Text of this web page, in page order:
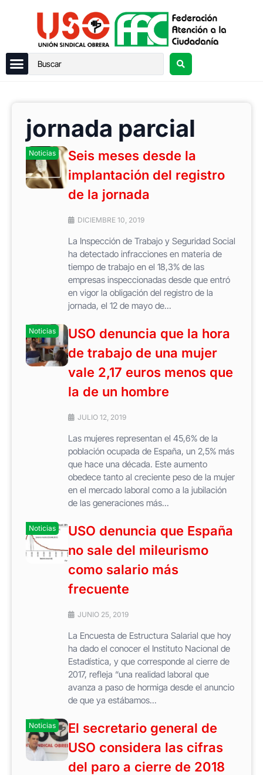
jornada parcial
Noticias
Seis meses desde la
implantación del registro
de la jornada
DICIEMBRE 10, 2019
La Inspección de Trabajo y Seguridad Social
ha detectado infracciones en materia de
tiempo de trabajo en el 18,3% de las
empresas inspeccionadas desde que entró
en vigor la obligación del registro de la
jornada, el 12 de mayo de...
Noticias
USO denuncia que la hora
de trabajo de una mujer
vale 2,17 euros menos que
la de un hombre
JULIO 12, 2019
Las mujeres representan el 45,6% de la
población ocupada de España, un 2,5% más
que hace una década. Este aumento
obedece tanto al creciente peso de la mujer
en el mercado laboral como a la jubilación
de las generaciones más...
Noticias
USO denuncia que España
no sale del mileurismo
como salario más
frecuente
JUNIO 25, 2019
La Encuesta de Estructura Salarial que hoy
ha dado el conocer el Instituto Nacional de
Estadística, y que corresponde al cierre de
2017, refleja “una realidad laboral que
avanza a paso de hormiga desde el anuncio
de que ya estábamos...
Noticias
El secretario general de
USO considera las cifras
del paro a cierre de 2018